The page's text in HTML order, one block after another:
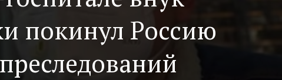
покинул Россию